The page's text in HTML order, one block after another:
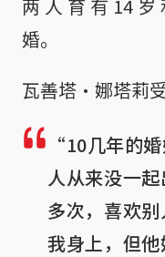
两人育有14
婚。
瓦善塔·娜塔莉受
“10几年的
人从来没一
多次，喜欢
我身上，但